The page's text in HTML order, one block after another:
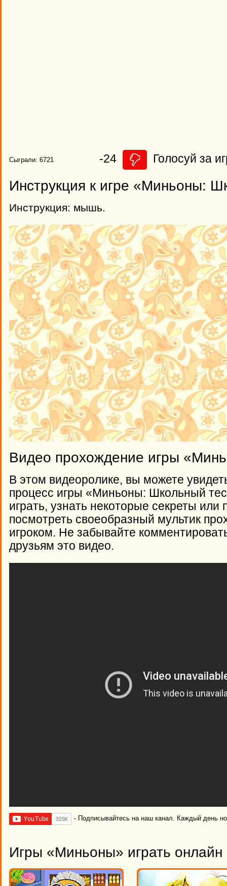
Сыграли: 6721 -24 Голосуй за
Инструкция к игре «Миньоны:
Инструкция: мышь.
Видео прохождение игры
В этом видеоролике, вы можете
процесс игры «Миньоны: Школьный
играть, узнать некоторые секреты или
посмотреть своеобразный мультик
игроком. Не забывайте
друзьям это видео.
- Подписывайтесь на наш канал. Каждый день
Игры «Миньоны» играть онлайн